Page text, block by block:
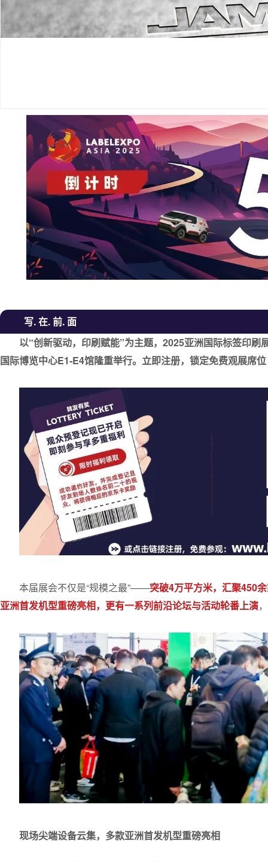
写. 在. 前. 面
以“创新驱动，印刷赋能”为主题，2025亚洲国际标签印刷
国际博览中心E1-E4馆隆重举行。立即注册，锁定免费观展席
本届展会不仅是“规模之最”——突破4万平方米，汇聚450
亚洲首发机型重磅亮相，更有一系列前沿论坛与活动轮番上演
现场尖端设备云集，多款亚洲首发机型重磅亮相